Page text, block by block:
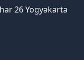
26 Yogyakarta